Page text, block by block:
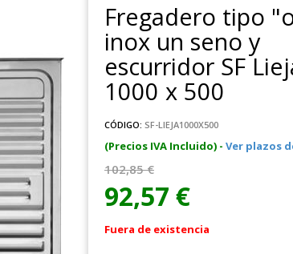
Fregadero tipo
inox un seno y
escurridor SF
1000 x 500
CÓDIGO: SF-LIEJA1000X500
(Precios IVA Incluido) - Ver plazos
102,85 €
92,57 €
Fuera de existencia